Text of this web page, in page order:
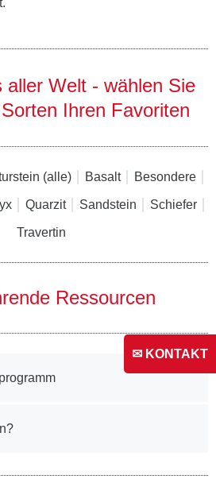
aller Welt - wählen Sie
Ihren Favoriten
(alle) Basalt Besondere
Quarzit Sandstein Schiefer
Travertin
Ressourcen
✉ KONTAKT